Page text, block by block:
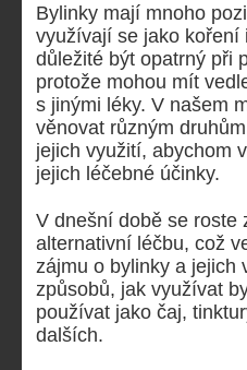
Bylinky mají mnoho
využívají se jako koření
důležité být opatrný při
protože mohou mít
s jinými léky. V našem
věnovat různým
jejich využití, abychom
jejich léčebné účinky.
V dnešní době se roste
alternativní léčbu, což
zájmu o bylinky a jejich
způsobů, jak využívat
používat jako čaj,
dalších.